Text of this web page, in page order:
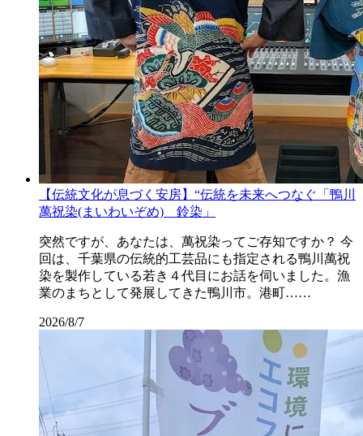
【伝統文化が息づく安房】“伝統を未来へつなぐ「鴨川
萬祝染(まいわいぞめ) 鈴染」
突然ですが、あなたは、萬祝染ってご存知ですか？ 今
回は、千葉県の伝統的工芸品にも指定される鴨川萬祝
染を製作している若き４代目にお話を伺いました。漁
業のまちとして発展してきた鴨川市。港町……
2026/8/7